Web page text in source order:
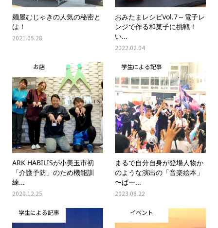
麺屋むじゃきの人気の秘密と
は！
2021.05.28
おみたまレシピvol.7～電子レ
ンジで作る和菓子に挑戦！
い...
2022.02.04
お店
ARK HABILISが小美玉市初
「介護予防」のため機能訓
練...
2020.12.25
学生による記事
まるで自分自身が登場人物か
のような演出の「音楽絵本」
〜ばー...
2023.08.22
学生による記事 イベント